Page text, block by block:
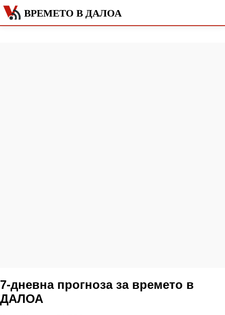
ВРЕМЕТО В ДАЛОА
7-дневна прогноза за времето в
ДАЛОА